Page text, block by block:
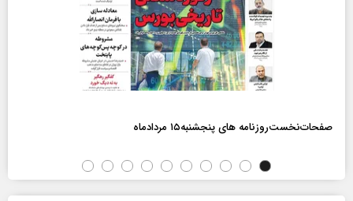
صفحات‌نخست‌روزنامه ها‌ی پنجشنبه‌۱۵ مردادماه